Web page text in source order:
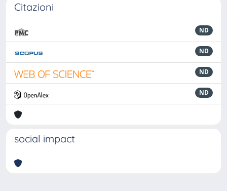
Citazioni
ND
ND
ND
ND
social impact